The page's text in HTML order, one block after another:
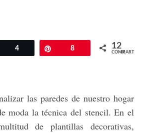
Twittear
4 8 12
COMPARTIR
las paredes de nuestro hogar
moda la técnica del stencil. En el
de plantillas decorativas,